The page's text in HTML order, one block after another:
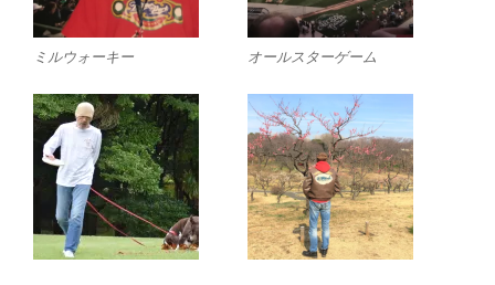
ミルウォーキー オールスターゲーム